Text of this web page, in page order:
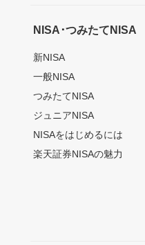
NISA･つみたてNISA
新NISA
一般NISA
つみたてNISA
ジュニアNISA
NISAをはじめるには
楽天証券NISAの魅力